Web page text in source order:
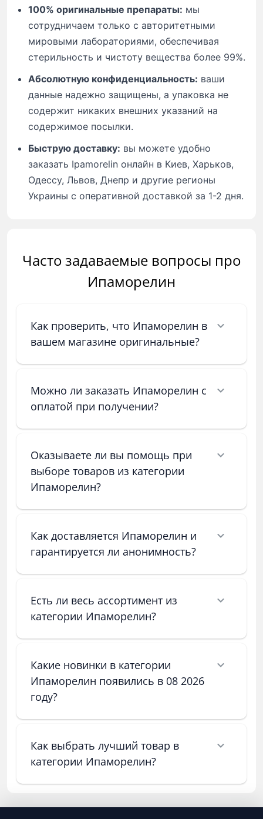
100% оригинальные препараты: мы
сотрудничаем только с авторитетными
мировыми лабораториями, обеспечивая
стерильность и чистоту вещества более 99%.
Абсолютную конфиденциальность: ваши
данные надежно защищены, а упаковка не
содержит никаких внешних указаний на
содержимое посылки.
Быструю доставку: вы можете удобно
заказать Ipamorelin онлайн в Киев, Харьков,
Одессу, Львов, Днепр и другие регионы
Украины с оперативной доставкой за 1-2 дня.
Часто задаваемые вопросы про
Ипаморелин
Как проверить, что Ипаморелин в
вашем магазине оригинальные?
Можно ли заказать Ипаморелин с
оплатой при получении?
Оказываете ли вы помощь при
выборе товаров из категории
Ипаморелин?
Как доставляется Ипаморелин и
гарантируется ли анонимность?
Есть ли весь ассортимент из
категории Ипаморелин?
Какие новинки в категории
Ипаморелин появились в 08 2026
году?
Как выбрать лучший товар в
категории Ипаморелин?